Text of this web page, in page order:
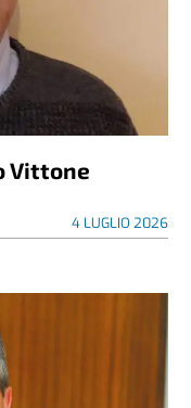
Vittone
4 LUGLIO 2026